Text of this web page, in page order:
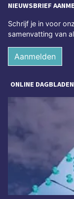
NIEUWSBRIEF
Schrijf je in voor
samenvatting van
Aanmelden
ONLINE DAGBLADEN